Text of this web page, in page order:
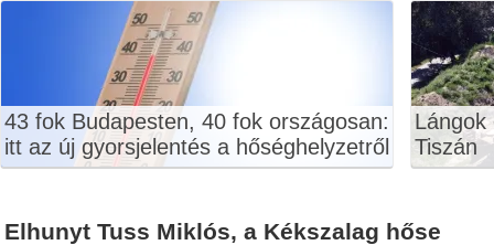
43 fok Budapesten, 40 fok országosan:
itt az új gyorsjelentés a hőséghelyzetről
Lángok
Tiszán
Elhunyt Tuss Miklós, a Kékszalag hőse